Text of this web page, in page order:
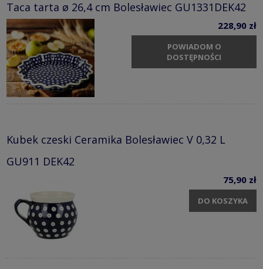
Taca tarta ø 26,4 cm Bolesławiec GU1331DEK42
228,90 zł
POWIADOM O
DOSTĘPNOŚCI
Kubek czeski Ceramika Bolesławiec V 0,32 L
GU911 DEK42
75,90 zł
DO KOSZYKA